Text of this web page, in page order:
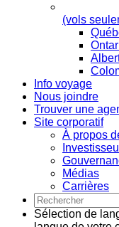
(vols
Info voyage
Nous joindre
Trouver une
Site corporatif
À propos
Médias
Carrières
Sélection de